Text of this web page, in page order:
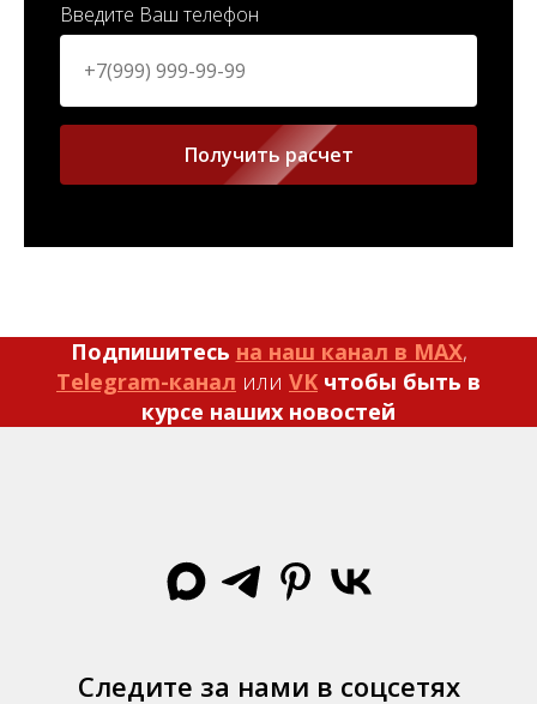
Введите Ваш телефон
Получить расчет
Подпишитесь на наш канал в MAX,
Telegram-канал или VK чтобы быть в
курсе наших новостей
Следите за нами в соцсетях